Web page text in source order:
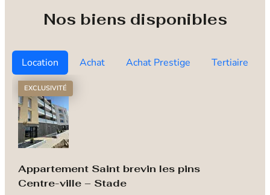
Nos biens disponibles
Location Achat Achat Prestige Tertiaire
EXCLUSIVITÉ
Appartement Saint brevin les pins
Centre-ville – Stade